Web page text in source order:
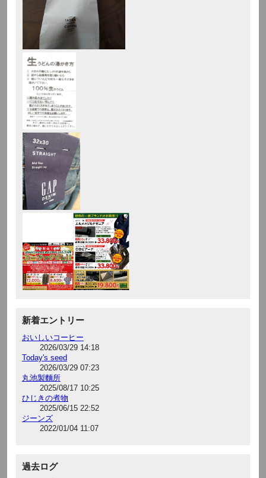
新着エントリー
おいしいコーヒー
2026/03/29 14:18
Today's seed
2026/03/29 07:23
丸池製麵所
2025/08/17 10:25
ひじきの煮物
2025/06/15 22:52
ジーンズ
2022/01/04 11:07
過去ログ